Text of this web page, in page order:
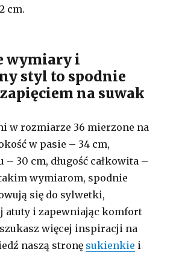
cm.
wymiary i
styl to spodnie
na suwak
w rozmiarze 36 mierzone na
w pasie – 34 cm,
– 30 cm, długość całkowita –
wymiarom, spodnie
się do sylwetki,
atuty i zapewniając komfort
więcej inspiracji na
naszą stronę sukienkie i